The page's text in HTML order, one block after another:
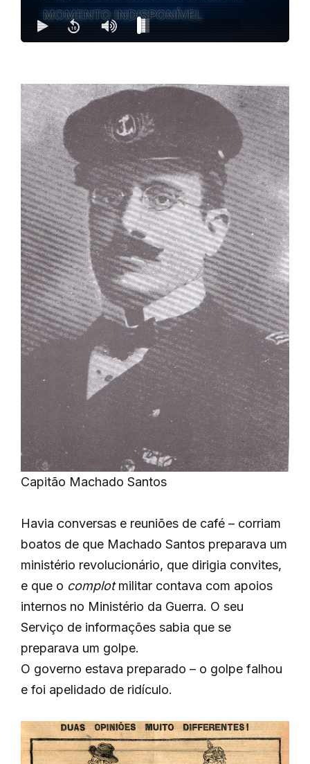
MOMENTO INDISPONÍVEL
Capitão Machado Santos
Havia conversas e reuniões de café – corriam
boatos de que Machado Santos preparava um
ministério revolucionário, que dirigia convites,
e que o complotmilitar contava com apoios
internos no Ministério da Guerra. O seu
Serviço de informações sabia que se
preparava um golpe.
O governo estava preparado – o golpe falhou
e foi apelidado de ridículo.